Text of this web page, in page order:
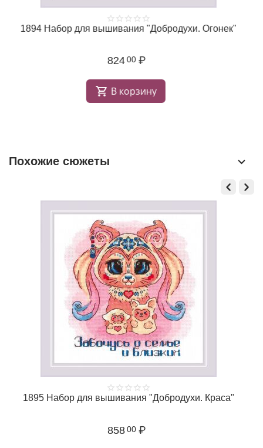
1894 Набор для вышивания "Добродухи. Огонек"
824 00 ₽
В корзину
Похожие сюжеты
1895 Набор для вышивания "Добродухи. Краса"
858 00 ₽